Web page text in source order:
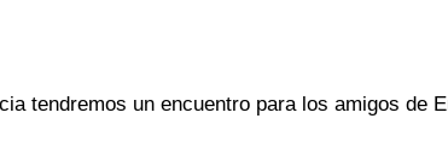
tendremos un encuentro para los amigos de